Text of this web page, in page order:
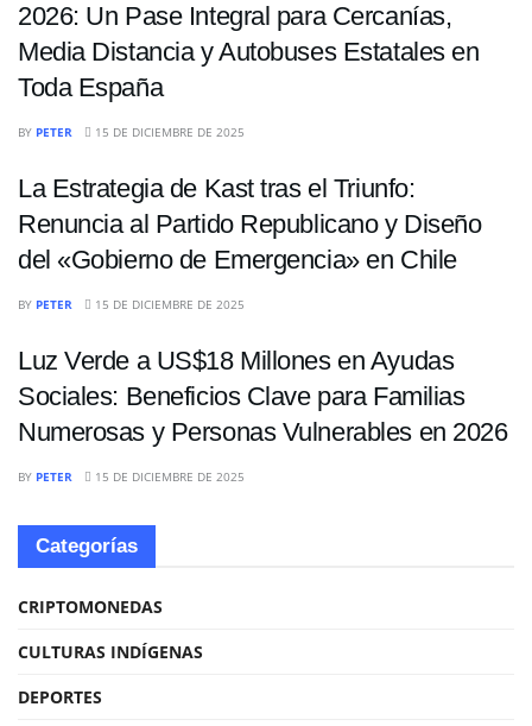
2026: Un Pase Integral para Cercanías,
Media Distancia y Autobuses Estatales en
Toda España
BY PETER 15 DE DICIEMBRE DE 2025
La Estrategia de Kast tras el Triunfo:
Renuncia al Partido Republicano y Diseño
del «Gobierno de Emergencia» en Chile
BY PETER 15 DE DICIEMBRE DE 2025
Luz Verde a US$18 Millones en Ayudas
Sociales: Beneficios Clave para Familias
Numerosas y Personas Vulnerables en 2026
BY PETER 15 DE DICIEMBRE DE 2025
Categorías
CRIPTOMONEDAS
CULTURAS INDÍGENAS
DEPORTES